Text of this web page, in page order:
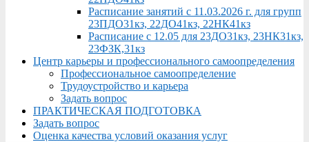
Расписание занятий с 11.03.2026 г. для групп
23ПДО31кз, 22ДО41кз, 22НК41кз
Расписание с 12.05 для 23ДО31кз, 23НК31кз,
23ФЗК,31кз
Центр карьеры и профессионального самоопределения
Профессиональное самоопределение
Трудоустройство и карьера
Задать вопрос
ПРАКТИЧЕСКАЯ ПОДГОТОВКА
Задать вопрос
Оценка качества условий оказания услуг